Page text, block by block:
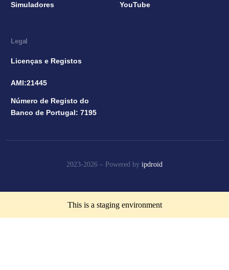
Simuladores YouTube
Legal
Licenças e Registos
AMI:21445
Número de Registo do
Banco de Portugal: 7195
2023-2026 – Powered by ipdroid
This is a staging environment